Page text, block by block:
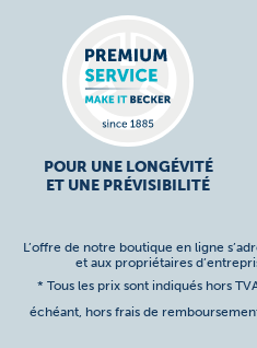
POUR UNE LONGÉVITÉ
ET UNE PRÉVISIBILITÉ
L’offre de notre boutique en ligne
et aux propriétaires
* Tous les prix sont indiqués hors
échéant, hors frais de